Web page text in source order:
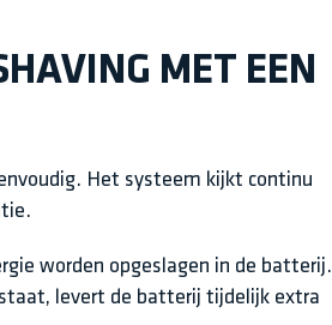
MET EEN
Het systeem kijkt continu
worden opgeslagen in de batterij.
levert de batterij tijdelijk extra